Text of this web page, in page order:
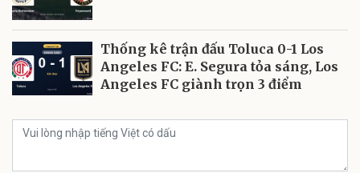
Thống kê trận đấu Toluca 0-1 Los
Angeles FC: E. Segura tỏa sáng, Los
Angeles FC giành trọn 3 điểm